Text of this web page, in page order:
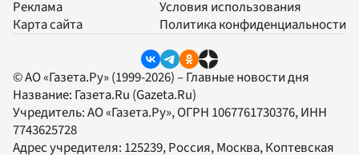
Реклама
Карта сайта
Условия использования
Политика конфиденциальности
© АО «Газета.Ру» (1999-2026) – Главные новости дня
Название: Газета.Ru (Gazeta.Ru)
Учредитель:АО «Газета.Ру», ОГРН 1067761730376, ИНН
7743625728
Адрес учредителя: 125239, Россия, Москва, Коптевская